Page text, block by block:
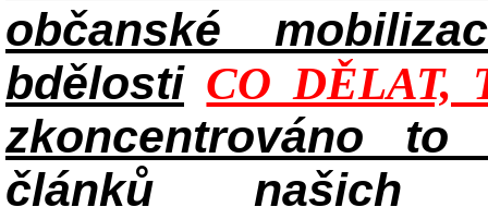
občanské
bdělosti CO DĚLAT,
zkoncentrováno
článků našich